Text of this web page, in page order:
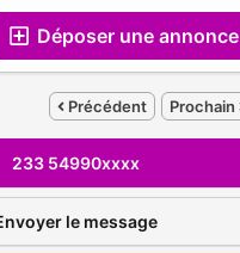
Déposer une annonce
Précédent Prochain
233 54990xxxx
le message